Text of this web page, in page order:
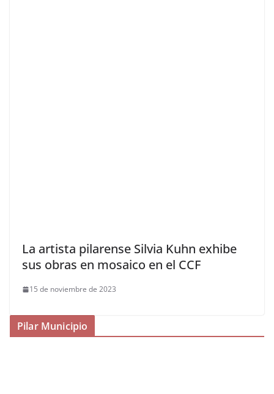
La artista pilarense Silvia Kuhn exhibe
sus obras en mosaico en el CCF
15 de noviembre de 2023
Pilar Municipio